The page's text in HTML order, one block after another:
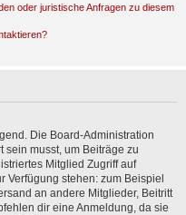
oder juristische Anfragen zu diesem
Die Board-Administration
sein musst, um Beiträge zu
Mitglied Zugriff auf
Verfügung stehen: zum Beispiel
an andere Mitglieder, Beitritt
dir eine Anmeldung, da sie